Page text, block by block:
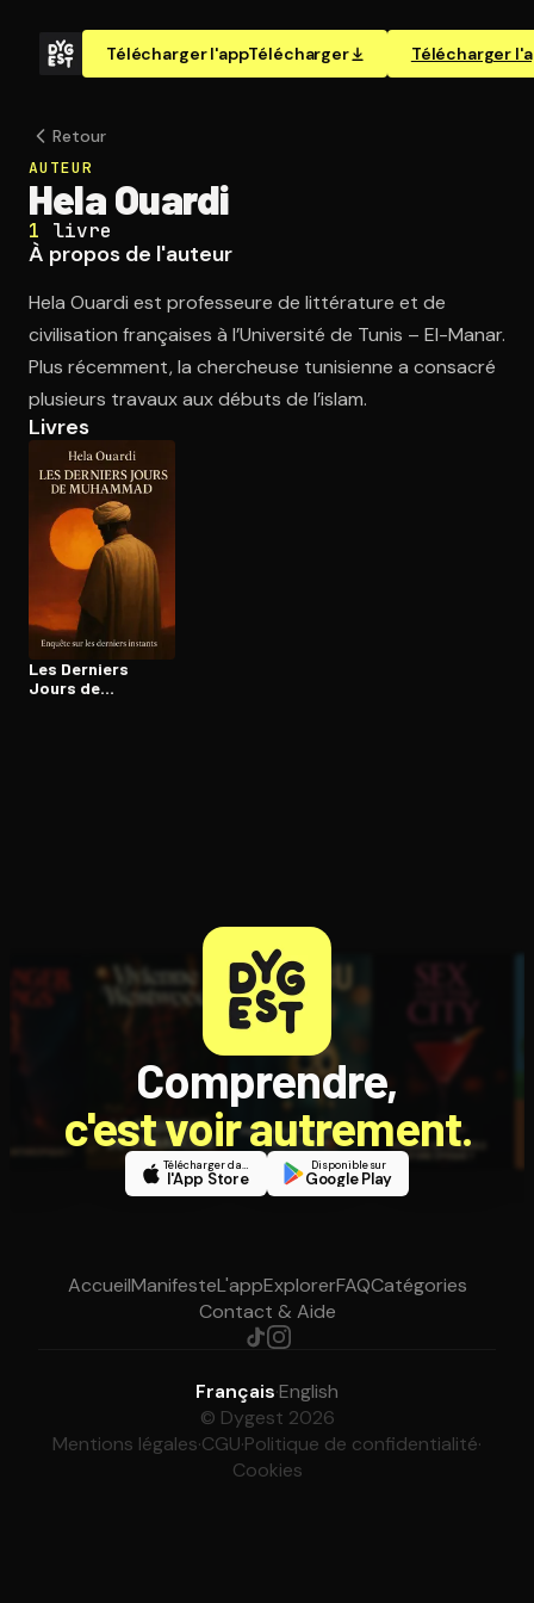
Télécharger l'appTélécharger Télécharger
Ouvre l'app Appareil photo, pointe sur le code. C'est gratuit à
Retour
AUTEUR
Hela Ouardi
1 livre
À propos de l'auteur
Hela Ouardi est professeure de littérature et de
civilisation françaises à l’Université de Tunis – El-Manar.
Plus récemment, la chercheuse tunisienne a consacré
plusieurs travaux aux débuts de l’islam.
Livres
Les Derniers
Jours de
Comprendre,
c'est voir autrement.
Télécharger dans
l'App Store
Disponible sur
Google Play
AccueilManifesteL'appExplorerFAQCatégories
Contact & Aide
Français·English
© Dygest 2026
Mentions légales·CGU·Politique de confidentialité·
Cookies